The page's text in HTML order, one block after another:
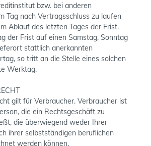
bzw. bei anderen
Tag nach Vertragsschluss zu laufen
Ablauf des letzten Tages der Frist.
der Frist auf einen Samstag, Sonntag
stattlich anerkannten
so tritt an die Stelle eines solchen
Werktag.
gilt für Verbraucher. Verbraucher ist
die ein Rechtsgeschäft zu
die überwiegend weder Ihrer
ihrer selbstständigen beruflichen
werden können.